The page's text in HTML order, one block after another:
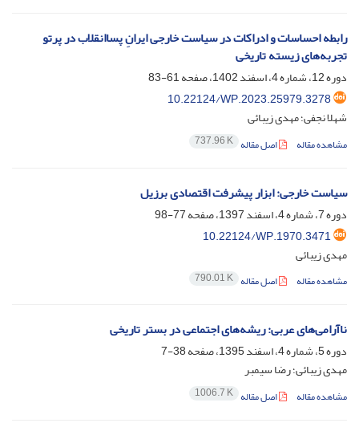
رابطه احساسات و ادراکات در سیاست خارجی ایرانِ پساانقلاب در پرتو
تجربه‌های زیسته تاریخی
دوره 12، شماره 4، اسفند 1402، صفحه
61-83
10.22124/WP.2023.25979.3278
شهلا نجفی؛ مهدی زیبائی
مشاهده مقاله اصل مقاله 737.96 K
سیاست خارجی: ابزار پیشرفت اقتصادی برزیل ‏
دوره 7، شماره 4، اسفند 1397، صفحه
77-98
10.22124/WP.1970.3471
مهدی زیبائی
مشاهده مقاله اصل مقاله 790.01 K
ناآرامی‌های عربی: ریشه‌های اجتماعی در بستر تاریخی
دوره 5، شماره 4، اسفند 1395، صفحه
38-7
مهدی زیبائی؛ رضا سیمبر
مشاهده مقاله اصل مقاله 1006.7 K